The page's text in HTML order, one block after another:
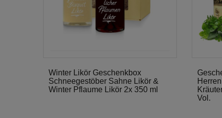
Winter Likör Geschenkbox
Schneegestöber Sahne Likör &
Winter Pflaume Likör 2x 350 ml
Vol.